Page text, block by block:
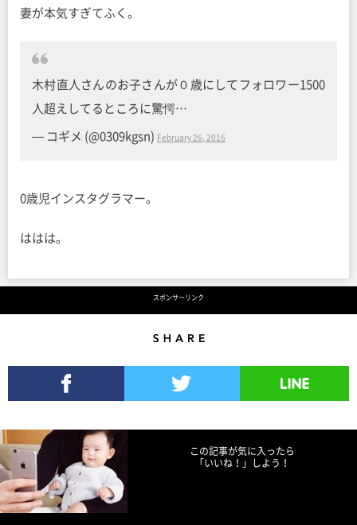
妻が本気すぎてふく。
木村直人さんのお子さんが０歳にしてフォロワー1500
人超えしてるところに驚愕…
— コギメ (@0309kgsn) February 26, 2016
0歳児インスタグラマー。
ははは。
スポンサーリンク
この記事が気に入ったら
「いいね！」しよう！